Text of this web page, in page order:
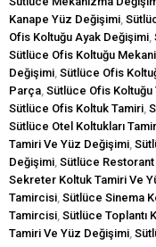
Kanape Yüz Değişimi,
Ofis Koltuğu Ayak Değişimi,
Sütlüce Ofis Koltuğu
Değişimi, Sütlüce Ofis
Parça, Sütlüce Ofis Koltuğu
Sütlüce Ofis Koltuk Tamiri,
Sütlüce Otel Koltukları
Tamiri Ve Yüz Değişimi,
Değişimi, Sütlüce Restorant
Sekreter Koltuk Tamiri Ve
Tamircisi, Sütlüce Sinema
Tamircisi, Sütlüce Toplantı
Tamiri Ve Yüz Değişimi,